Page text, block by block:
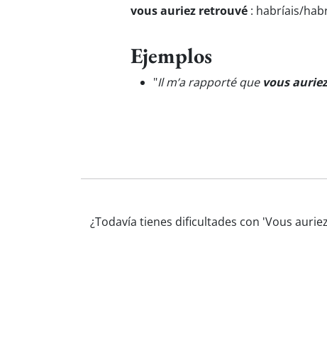
vous auriez retrouvé : habríais/
Ejemplos
"Il m’a rapporté que vous
¿Todavía tienes dificultades con 'Vous